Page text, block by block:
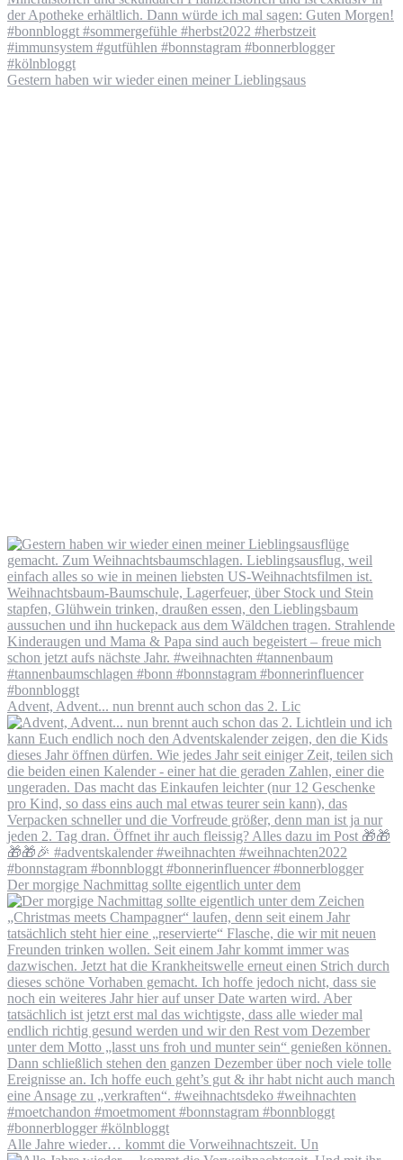
Gestern haben wir wieder einen meiner Lieblingsaus
Advent, Advent... nun brennt auch schon das 2. Lic
Der morgige Nachmittag sollte eigentlich unter dem
Alle Jahre wieder… kommt die Vorweihnachtszeit. Un